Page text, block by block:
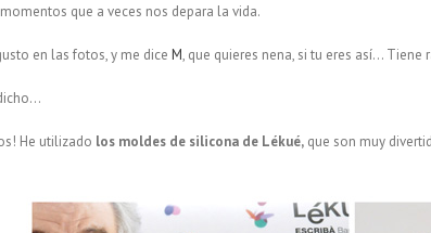
que a veces nos depara la vida.
en las fotos, y me dice M, que quieres nena, si tu eres así… Tiene
He utilizado los moldes de silicona de Lékué, que son muy